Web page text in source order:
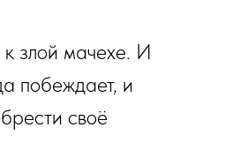
злой мачехе. И
побеждает, и
своё